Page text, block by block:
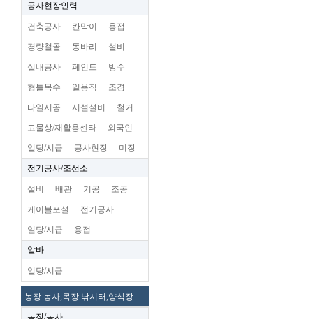
공사현장인력
건축공사 칸막이 용접
경량철골 동바리 설비
실내공사 페인트 방수
형틀목수 일용직 조경
타일시공 시설설비 철거
고물상/재활용센타 외국인
일당/시급 공사현장 미장
전기공사/조선소
설비 배관 기공 조공
케이블포설 전기공사
일당/시급 용접
알바
일당/시급
농장.농사,목장.낚시터,양식장
농장/농사